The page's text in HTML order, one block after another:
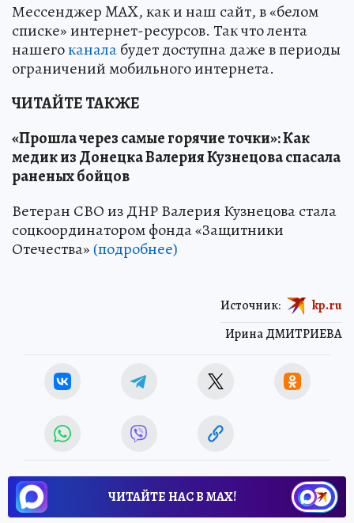
Мессенджер MAX, как и наш сайт, в «белом
списке» интернет-ресурсов. Так что лента
нашегоканалабудет доступна даже в периоды
ограничений мобильного интернета.
ЧИТАЙТЕ ТАКЖЕ
«Прошла через самые горячие точки»: Как
медик из Донецка Валерия Кузнецова спасала
раненых бойцов
Ветеран СВО из ДНР Валерия Кузнецова стала
соцкоординатором фонда «Защитники
Отечества» (подробнее)
Ирина ДМИТРИЕВА
Источник: kp.ru
ЧИТАЙТЕ НАС В МАХ!